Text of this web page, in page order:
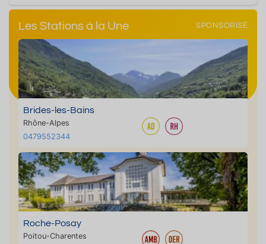
Les Stations à la Une SPONSORISÉ
Brides-les-Bains
Rhône-Alpes
0479552344
Roche-Posay
Poitou-Charentes